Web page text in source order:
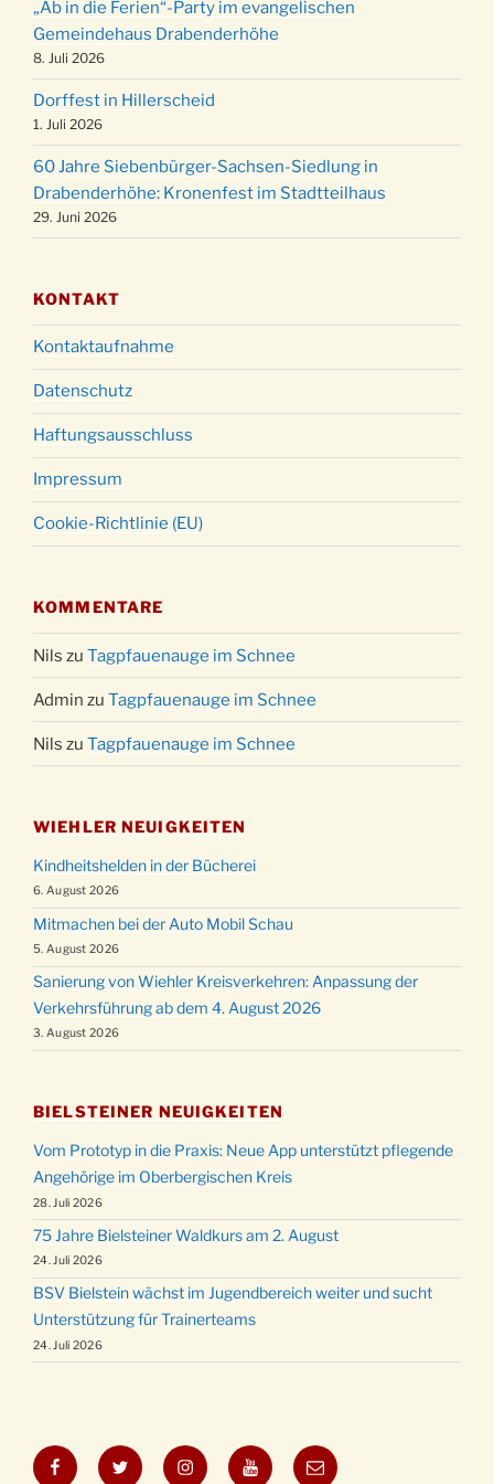
15:00 Uhr
24.12.
Weihnachtsgottesdienst in der Kirche um
18:00 Uhr
24.12.
Christmette mit der ev. Jugend in der Kirche
um 23:00 Uhr
31.12.
Gottesdienst zu Silvester in der Kirche um
18:00 Uhr
„Ab in die Ferien“-Party im evangelischen
Gemeindehaus Drabenderhöhe
8. Juli 2026
Dorffest in Hillerscheid
1. Juli 2026
60 Jahre Siebenbürger-Sachsen-Siedlung in
Drabenderhöhe: Kronenfest im Stadtteilhaus
29. Juni 2026
KONTAKT
Kontaktaufnahme
Datenschutz
Haftungsausschluss
Impressum
Cookie-Richtlinie (EU)
KOMMENTARE
Nils zu Tagpfauenauge im Schnee
Admin zu Tagpfauenauge im Schnee
Nils zu Tagpfauenauge im Schnee
WIEHLER NEUIGKEITEN
Kindheitshelden in der Bücherei
6. August 2026
Mitmachen bei der Auto Mobil Schau
5. August 2026
Sanierung von Wiehler Kreisverkehren: Anpassung der
Verkehrsführung ab dem 4. August 2026
3. August 2026
BIELSTEINER NEUIGKEITEN
Vom Prototyp in die Praxis: Neue App unterstützt pflegende
Angehörige im Oberbergischen Kreis
28. Juli 2026
75 Jahre Bielsteiner Waldkurs am 2. August
24. Juli 2026
BSV Bielstein wächst im Jugendbereich weiter und sucht
Unterstützung für Trainerteams
24. Juli 2026
FacebookTwitter InstagramYouTubeE-